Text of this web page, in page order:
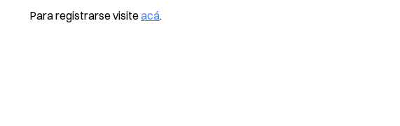
Para registrarse visiteacá.